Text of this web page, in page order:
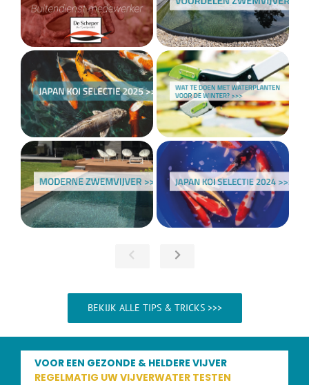
BEKIJK ALLE TIPS & TRICKS >>>
VOOR EEN GEZONDE & HELDERE VIJVER
REGELMATIG UW VIJVERWATER TESTEN